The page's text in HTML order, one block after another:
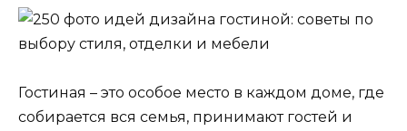
Гостиная – это особое место в каждом доме, где
собирается вся семья, принимают гостей и